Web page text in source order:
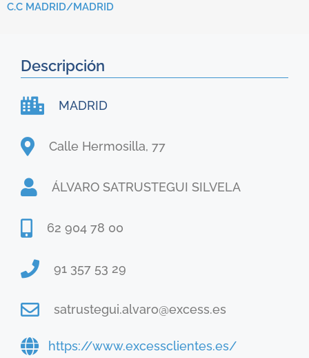
C.C MADRID/MADRID
Descripción
MADRID
Calle Hermosilla, 77
ÁLVARO SATRUSTEGUI SILVELA
62 904 78 00
91 357 53 29
satrustegui.alvaro@excess.es
https://www.excessclientes.es/